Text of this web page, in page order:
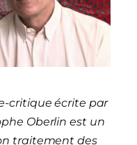
critique écrite par
Oberlin est un
traitement des